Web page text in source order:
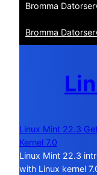
Bromma
Bromma
Linux Mint 22.3
Kernel 7.0
Linux Mint 22.3
with Linux kernel